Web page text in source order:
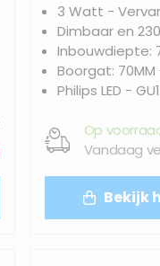
3 Watt -
Dimbaar en
Inbouwdiepte:
Boorgat: 70MM
Philips LED -
Op
Vandaag
Bekijk